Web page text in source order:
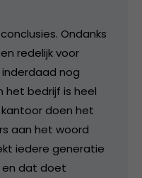
Ondanks
redelijk voor
nog
het bedrijf is heel
kantoor doen het
aan het woord
iedere generatie
en dat doet